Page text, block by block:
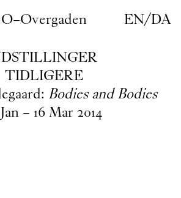
O–Overgaden EN/DA
TIDLIGERE
Bodies and Bodies
Jan – 16Mar2014